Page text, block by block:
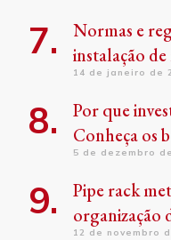
Normas e
instalação
14 de janeiro de
Por que
Conheça os
5 de dezembro
Pipe rack
organização
12 de novembro